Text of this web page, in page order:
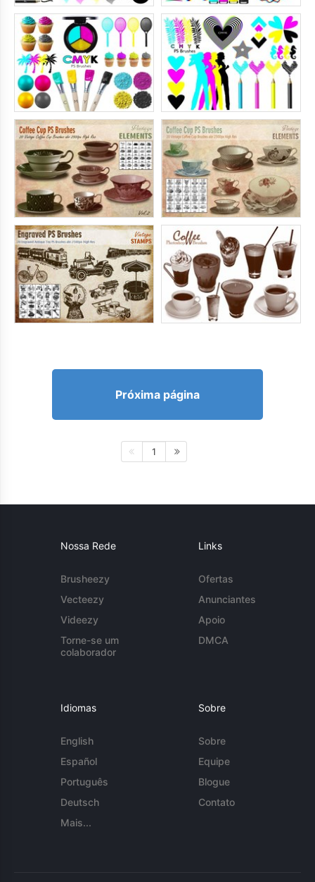
Próxima página
1
Nossa Rede
Brusheezy
Vecteezy
Videezy
Torne-se um
colaborador
Links
Ofertas
Anunciantes
Apoio
DMCA
Idiomas
English
Español
Português
Deutsch
Mais...
Sobre
Sobre
Equipe
Blogue
Contato